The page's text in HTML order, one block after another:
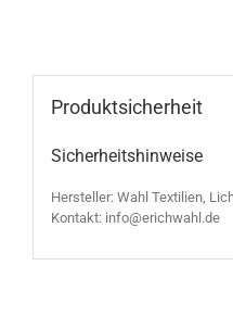
Produktsicherheit
Sicherheitshinweise
Hersteller: Wahl Textilien,
Kontakt: info@erichwahl.de